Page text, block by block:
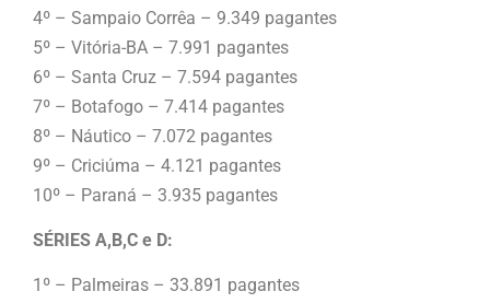
4º – Sampaio Corrêa – 9.349 pagantes
5º – Vitória-BA – 7.991 pagantes
6º – Santa Cruz – 7.594 pagantes
7º – Botafogo – 7.414 pagantes
8º – Náutico – 7.072 pagantes
9º – Criciúma – 4.121 pagantes
10º – Paraná – 3.935 pagantes
SÉRIES A,B,C e D:
1º – Palmeiras – 33.891 pagantes